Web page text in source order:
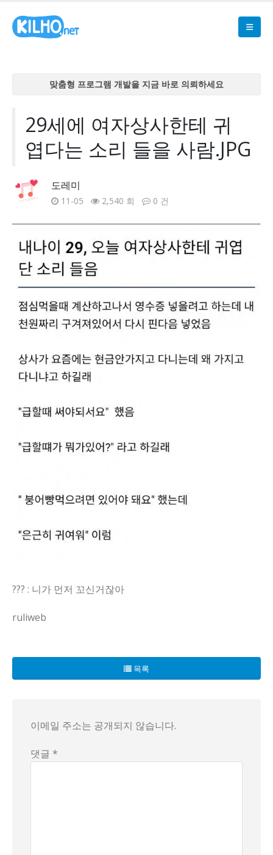
맞춤형 프로그램 개발을 지금 바로 의뢰하세요
맞춤형 프로그램 개발을 지금 바로 의뢰하세요
맞춤형 프로그램 개발을 지금 바로 의뢰하세요
맞춤형 프로그램 개발을 지금 바로 의뢰하세요
29세에 여자상사한테 귀
엽다는 소리 들을 사람.JPG
도레미
11-05 2,540 회 0 건
??? : 니가 먼저 꼬신거잖아
ruliweb
그의 대답은 의외로 소박했다: '급할때 써야되서요'. 상사는
결론은 아직 없다. 다만 이런 작은 이야기 하나가 직장 분위
목록
이메일 주소는 공개되지 않습니다.
댓글 *